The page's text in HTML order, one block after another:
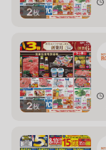
2枚
2枚